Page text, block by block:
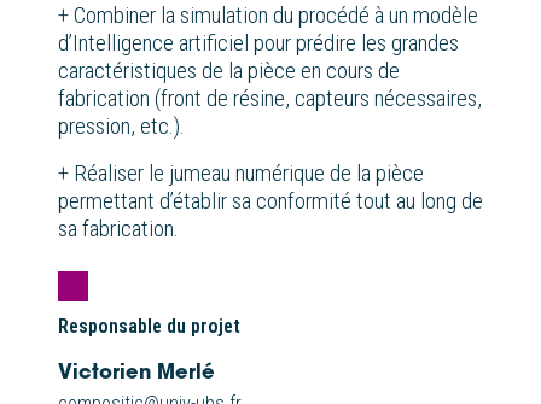
+ Combiner la simulation du procédé à un modèle
d’Intelligence artificiel pour prédire les grandes
caractéristiques de la pièce en cours de
fabrication (front de résine, capteurs nécessaires,
pression, etc.)​.
+ Réaliser le jumeau numérique de la pièce
permettant d’établir sa conformité tout au long de
sa fabrication.
Responsable du projet
Victorien Merlé